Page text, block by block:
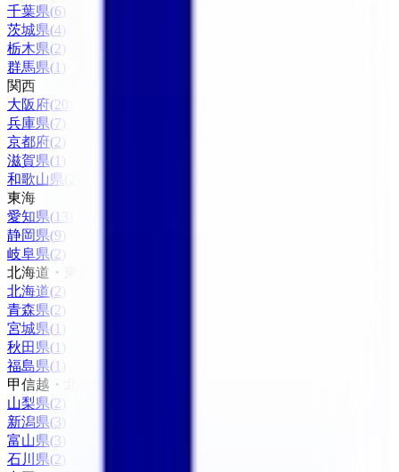
千葉県(6 )
茨城県(4)
栃木県(2 )
群馬県(1 )
関西
大阪府(20
兵庫県(7
京都府(2
滋賀県(1
和歌山県
東海
愛知県(13
静岡県(9
岐阜県(2
北海道・東北
北海道(2
青森県(2
宮城県(1
秋田県(1
福島県(1
甲信越・北陸
山梨県(2
新潟県(3
富山県(3
石川県(2